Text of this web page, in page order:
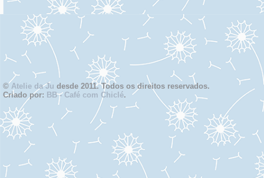
© Atelie da Ju desde 2011. Todos os direitos reservados.
Criado por: BB - Café com Chiclé.